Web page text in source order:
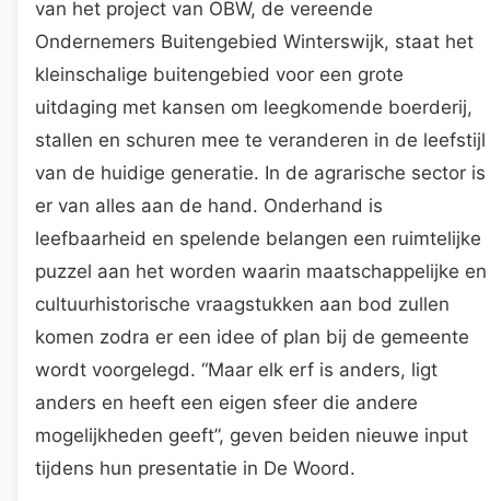
van het project van OBW, de vereende
Ondernemers Buitengebied Winterswijk, staat het
kleinschalige buitengebied voor een grote
uitdaging met kansen om leegkomende boerderij,
stallen en schuren mee te veranderen in de leefstijl
van de huidige generatie. In de agrarische sector is
er van alles aan de hand. Onderhand is
leefbaarheid en spelende belangen een ruimtelijke
puzzel aan het worden waarin maatschappelijke en
cultuurhistorische vraagstukken aan bod zullen
komen zodra er een idee of plan bij de gemeente
wordt voorgelegd. “Maar elk erf is anders, ligt
anders en heeft een eigen sfeer die andere
mogelijkheden geeft”, geven beiden nieuwe input
tijdens hun presentatie in De Woord.